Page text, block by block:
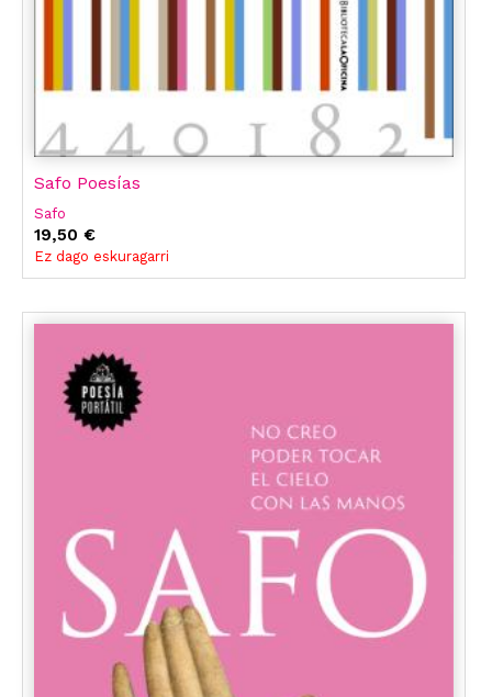
Safo Poesías
Safo
19,50 €
Ez dago eskuragarri